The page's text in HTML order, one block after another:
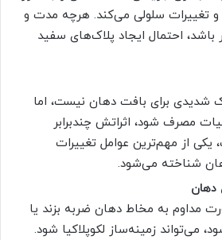
و تغییرات سلولی می‌کند. هرچه مدت و
احتمال ایجاد پلاک‌های سفید
شدیدی برای بافت دهان نیست، اما
مصرف شود، اثراتش چندبرابر
یکی از مهم‌ترین عوامل تغییرات
شناخته می‌شود.
دهان
مداوم به مخاط دهان ضربه بزند یا
زمینه‌ساز لکوپلاکیا شود.